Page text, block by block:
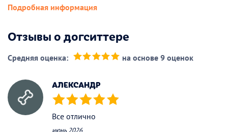
Подробная информация
Отзывы о догситтере
Средняя оценка: на основе 9 оценок
АЛЕКСАНДР
(*) (*) (*) (*) (*)
Все отлично